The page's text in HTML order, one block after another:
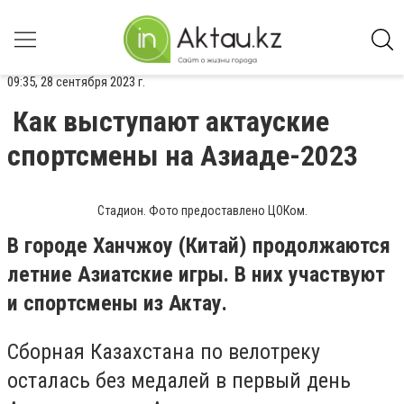
09:35, 28 сентября 2023 г.
Как выступают актауские
спортсмены на Азиаде-2023
Стадион. Фото предоставлено ЦОКом.
В городе Ханчжоу (Китай) продолжаются
летние Азиатские игры. В них участвуют
и спортсмены из Актау.
Сборная Казахстана по велотреку
осталась без медалей в первый день